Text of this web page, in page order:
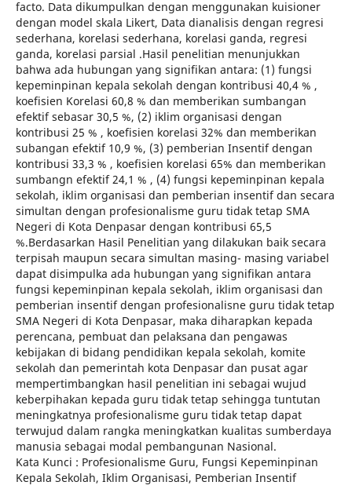
facto. Data dikumpulkan dengan menggunakan kuisioner
dengan model skala Likert, Data dianalisis dengan regresi
sederhana, korelasi sederhana, korelasi ganda, regresi
ganda, korelasi parsial .Hasil penelitian menunjukkan
bahwa ada hubungan yang signifikan antara: (1) fungsi
kepeminpinan kepala sekolah dengan kontribusi 40,4 % ,
koefisien Korelasi 60,8 % dan memberikan sumbangan
efektif sebasar 30,5 %, (2) iklim organisasi dengan
kontribusi 25 % , koefisien korelasi 32% dan memberikan
subangan efektif 10,9 %, (3) pemberian Insentif dengan
kontribusi 33,3 % , koefisien korelasi 65% dan memberikan
sumbangn efektif 24,1 % , (4) fungsi kepeminpinan kepala
sekolah, iklim organisasi dan pemberian insentif dan secara
simultan dengan profesionalisme guru tidak tetap SMA
Negeri di Kota Denpasar dengan kontribusi 65,5
%.Berdasarkan Hasil Penelitian yang dilakukan baik secara
terpisah maupun secara simultan masing- masing variabel
dapat disimpulka ada hubungan yang signifikan antara
fungsi kepeminpinan kepala sekolah, iklim organisasi dan
pemberian insentif dengan profesionalisne guru tidak tetap
SMA Negeri di Kota Denpasar, maka diharapkan kepada
perencana, pembuat dan pelaksana dan pengawas
kebijakan di bidang pendidikan kepala sekolah, komite
sekolah dan pemerintah kota Denpasar dan pusat agar
mempertimbangkan hasil penelitian ini sebagai wujud
keberpihakan kepada guru tidak tetap sehingga tuntutan
meningkatnya profesionalisme guru tidak tetap dapat
terwujud dalam rangka meningkatkan kualitas sumberdaya
manusia sebagai modal pembangunan Nasional.
Kata Kunci : Profesionalisme Guru, Fungsi Kepeminpinan
Kepala Sekolah, Iklim Organisasi, Pemberian Insentif